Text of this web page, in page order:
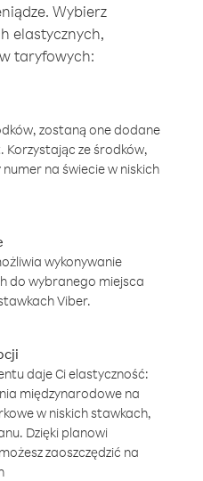
Wybierz
elastycznych,
taryfowych:
zostaną one dodane
ze środków,
na świecie w niskich
wykonywanie
do wybranego miejsca
Viber.
daje Ci elastyczność:
międzynarodowe na
w niskich stawkach,
Dzięki planowi
zaoszczędzić na